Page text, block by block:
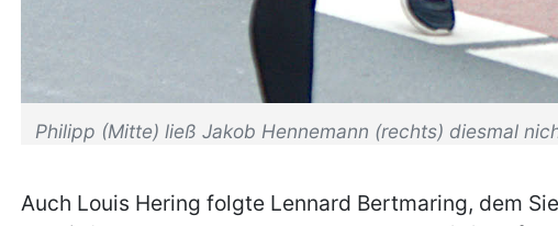
Philipp (Mitte) ließ Jakob Hennemann (rechts) diesmal
Auch Louis Hering folgte Lennard Bertmaring, dem